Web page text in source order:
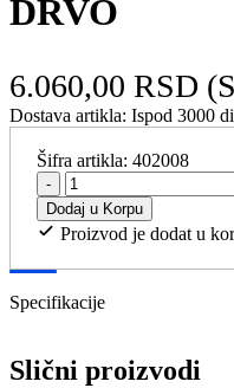
DRVO
6.060,00 RSD
Dostava artikla: Ispod 3000
Šifra artikla:402008
-
Dodaj u Korpu
Proizvod je dodat u
Specifikacije
Slični proizvodi